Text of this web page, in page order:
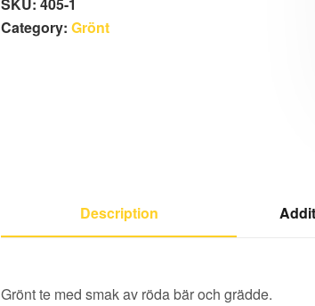
Category:Grönt
Description
Grönt te med smak av röda bär och grädde.